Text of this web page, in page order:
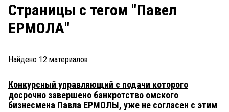
ЗАКОН
ПРОИСШЕСТВИЯ
СТИЛЬ ЖИЗНИ
Рейтинги
Страницы c тегом "Павел
ЕРМОЛА"
Найдено 12 материалов
Конкурсный управляющий с подачи которого
досрочно завершено банкротство омского
бизнесмена Павла ЕРМОЛЫ, уже не согласен с этим